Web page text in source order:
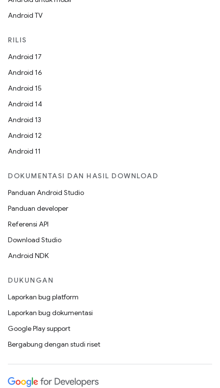
Android TV
RILIS
Android 17
Android 16
Android 15
Android 14
Android 13
Android 12
Android 11
DOKUMENTASI DAN HASIL DOWNLOAD
Panduan Android Studio
Panduan developer
Referensi API
Download Studio
Android NDK
DUKUNGAN
Laporkan bug platform
Laporkan bug dokumentasi
Google Play support
Bergabung dengan studi riset